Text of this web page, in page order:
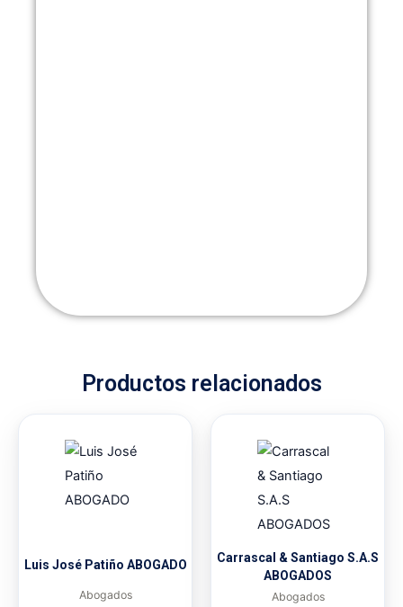
Productos relacionados
Luis José Patiño ABOGADO
Abogados
Carrascal & Santiago S.A.S
ABOGADOS
Abogados